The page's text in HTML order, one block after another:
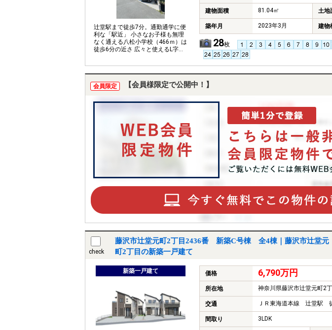
辻堂駅まで徒歩7分。通勤通学に便
利な「駅近」 小さなお子様も無理
なく通える八松小学校（466ｍ）は
徒歩6分の近さ 広々と使えるL字型
建物面積 81.04㎡ 土地
築年月 2023年3月 建物
28枚
会員限定 【会員様限定で公開中！】
check
藤沢市辻堂元町2丁目2436番 新築C号棟 全4棟｜藤沢市辻堂元
町2丁目の新築一戸建て
新築一戸建て 価格 6,790万円
所在地 神奈川県藤沢市辻堂元町2
交通 ＪＲ東海道本線 辻堂駅
間取り 3LDK